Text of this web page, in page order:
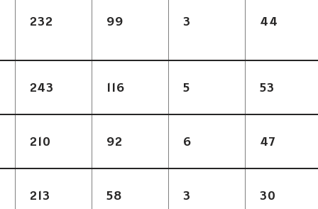
232 99 3 44
243 116 5 53
210 92 6 47
213 58 3 30